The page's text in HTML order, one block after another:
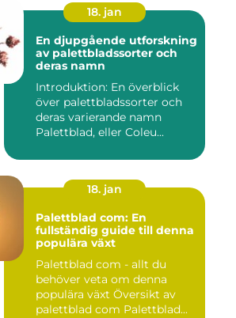
18. jan
En djupgående utforskning
av palettbladssorter och
deras namn
Introduktion: En överblick
över palettbladssorter och
deras varierande namn
Palettblad, eller Coleu...
18. jan
Palettblad com: En
fullständig guide till denna
populära växt
Palettblad com - allt du
behöver veta om denna
populära växt Översikt av
palettblad com Palettblad...